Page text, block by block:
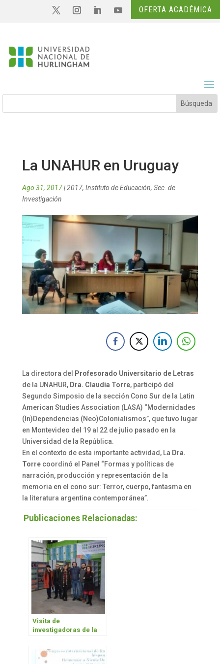
OFERTA ACADÉMICA
La UNAHUR en Uruguay
Ago 31, 2017|2017, Instituto de Educación, Sec. de
Investigación
La directora del
Profesorado Universitario de Letras
de la UNAHUR, Dra. Claudia Torre, participó del
Segundo Simposio de la sección Cono Sur de la Latin
American Studies Association (LASA) “Modernidades
(In)Dependencias (Neo)Colonialismos”, que tuvo lugar
en Montevideo del 19 al 22 de julio pasado en la
Universidad de la República.
En el contexto de esta importante actividad, La Dra.
Torrecoordinó el Panel “Formas y políticas de
narración, producción y representación de la
memoria en el cono sur: Terror, cuerpo, fantasma en
la literatura argentina contemporánea”.
Publicaciones Relacionadas:
Visita de
investigadoras de la
Créteil Val de Marne